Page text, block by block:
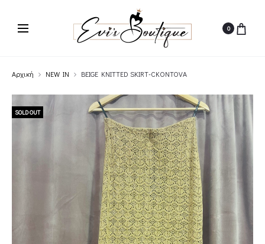
0
Αρχική NEW IN BEIGE KNITTED SKIRT-CKONTOVA
SOLD OUT